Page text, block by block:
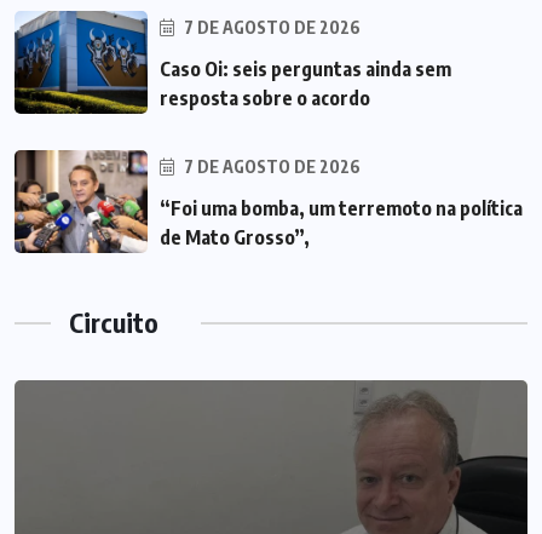
7 DE AGOSTO DE 2026
Caso Oi: seis perguntas ainda sem
resposta sobre o acordo
7 DE AGOSTO DE 2026
“Foi uma bomba, um terremoto na política
de Mato Grosso”,
Circuito